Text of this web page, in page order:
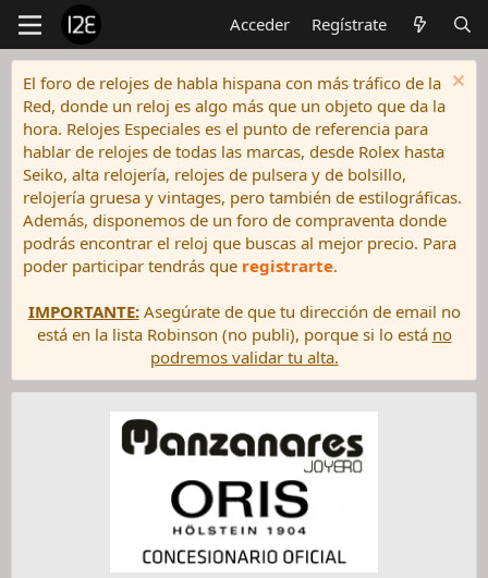
Acceder Regístrate
El foro de relojes de habla hispana con más tráfico de la
Red, donde un reloj es algo más que un objeto que da la
hora. Relojes Especiales es el punto de referencia para
hablar de relojes de todas las marcas, desde Rolex hasta
Seiko, alta relojería, relojes de pulsera y de bolsillo,
relojería gruesa y vintages, pero también de estilográficas.
Además, disponemos de un foro de compraventa donde
podrás encontrar el reloj que buscas al mejor precio. Para
poder participar tendrás que registrarte.
IMPORTANTE:Asegúrate de que tu dirección de email no
está en la lista Robinson (no publi), porque si lo está no
podremos validar tu alta.